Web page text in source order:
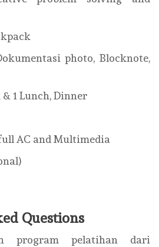
photo, Blocknote,
1 Lunch, Dinner
AC and Multimedia
Questions
program pelatihan dari